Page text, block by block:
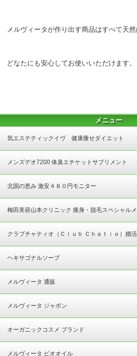
メルヴィータが作り出す商品はすべて天然
どなたにも安心してお使いいただけます。
メニュー
気エステティックイヴ 健康痩せダイエット
メンズデオ7200 体臭エチケットサプリメント
北国の恵み 激安４８０円モニター
梅田美容山本クリニック 痩身・脱毛スペシャル
クラブチャティオ（Ｃｌｕｂ Ｃｈａｔｉｏ）婚
ヘキサゴナルソープ
メルヴィータ 通販
メルヴィータ ジャポン
オーガニックコスメ ブランド
メルヴィータ ビオオイル